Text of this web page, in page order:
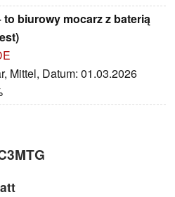
to biurowy mocarz z baterią
Mittel, Datum: 01.03.2026